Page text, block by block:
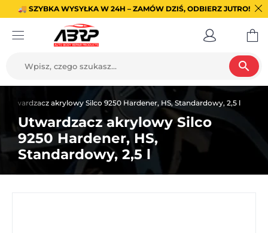
🚚 SZYBKA WYSYŁKA W 24H – ZAMÓW DZIŚ, ODBIERZ JUTRO!
search
Utwardzacz akrylowy Silco 9250 Hardener, HS, Standardowy, 2,5 l
Utwardzacz akrylowy Silco
9250 Hardener, HS,
Standardowy, 2,5 l